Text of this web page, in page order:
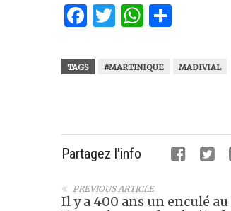
Facebook
Twitter
TAGS #MARTINIQUE MADIVIAL
Partagez l'info
PREVIOUS ARTICLE
Il y a 400 ans un enculé au